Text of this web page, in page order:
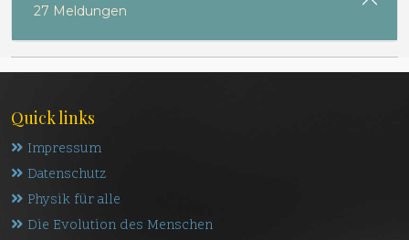
27 Meldungen
Quick links
Impressum
Datenschutz
Physik für alle
Die Evolution des Menschen